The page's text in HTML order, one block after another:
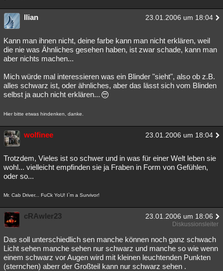
Ilian 23.01.2006 um 18:04
Kann man ihnen nicht, deine farbe kann man nicht erklären, weil
die nie was Ähnliches gesehen haben, ist zwar schade, kann man
aber nichts machen...
Mich würde mal interessieren was ein Blinder "sieht", also ob z.B.
alles schwarz ist, oder ähnliches, aber das lässt sich vom Blinden
selbst ja auch nicht erklären...
Hier bitte etwas hindenken, danke.
wolfinee 23.01.2006 um 18:04
Trotzdem, Vieles ist so schwer und in was für einer Welt leben sie
wohl... vielleicht empfinden sie ja Fraben in Form von Gefühlen,
oder so...
Mr. Cab Driver... FuCk YoU! I`m a Survivor!
cRAwler23 23.01.2006 um 18:06
Diskussionsleiter
Das soll unterschiedlich sen manche können noch ganz schwach
Licht sehen manche sehen nur schwarz und manche so wie wenn
einem schwarz vor Augen wird mit kleinen leuchtenden Punkten
(sternchen) aberr der Großteil kann nur schwarz sehen .